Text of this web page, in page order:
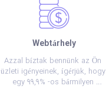
Webtárhely
Azzal bíztak bennünk az Ön
üzleti igényeinek, ígérjük, hogy
egy 99,9% -os bármilyen